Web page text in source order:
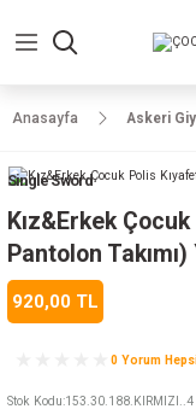
Anasayfa Askeri
Single Sword
Kız&Erkek
Pantolon
920,00 TL
0 Yorum
Stok Kodu:153.30.188.KIRMIZI..4